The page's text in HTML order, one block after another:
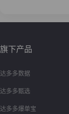
旗下产品
达多多数据
达多多甄选
达多多爆单宝